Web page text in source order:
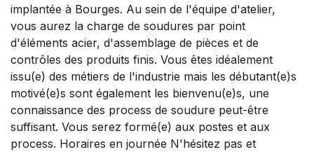
implantée à Bourges. Au sein de l'équipe d'atelier,
vous aurez la charge de soudures par point
d'éléments acier, d'assemblage de pièces et de
contrôles des produits finis. Vous êtes idéalement
issu(e) des métiers de l'industrie mais les débutant(e)s
motivé(e)s sont également les bienvenu(e)s, une
connaissance des process de soudure peut-être
suffisant. Vous serez formé(e) aux postes et aux
process. Horaires en journée N'hésitez pas et